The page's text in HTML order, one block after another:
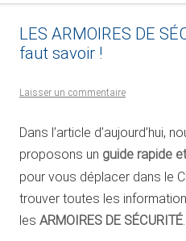
LES ARMOIRES DE
faut savoir !
Laisser un commentaire
Dans l’article d’aujourd’hui,
proposons un guide rapide
pour vous déplacer dans le
trouver toutes les
les ARMOIRES DE SÉCURITÉ.